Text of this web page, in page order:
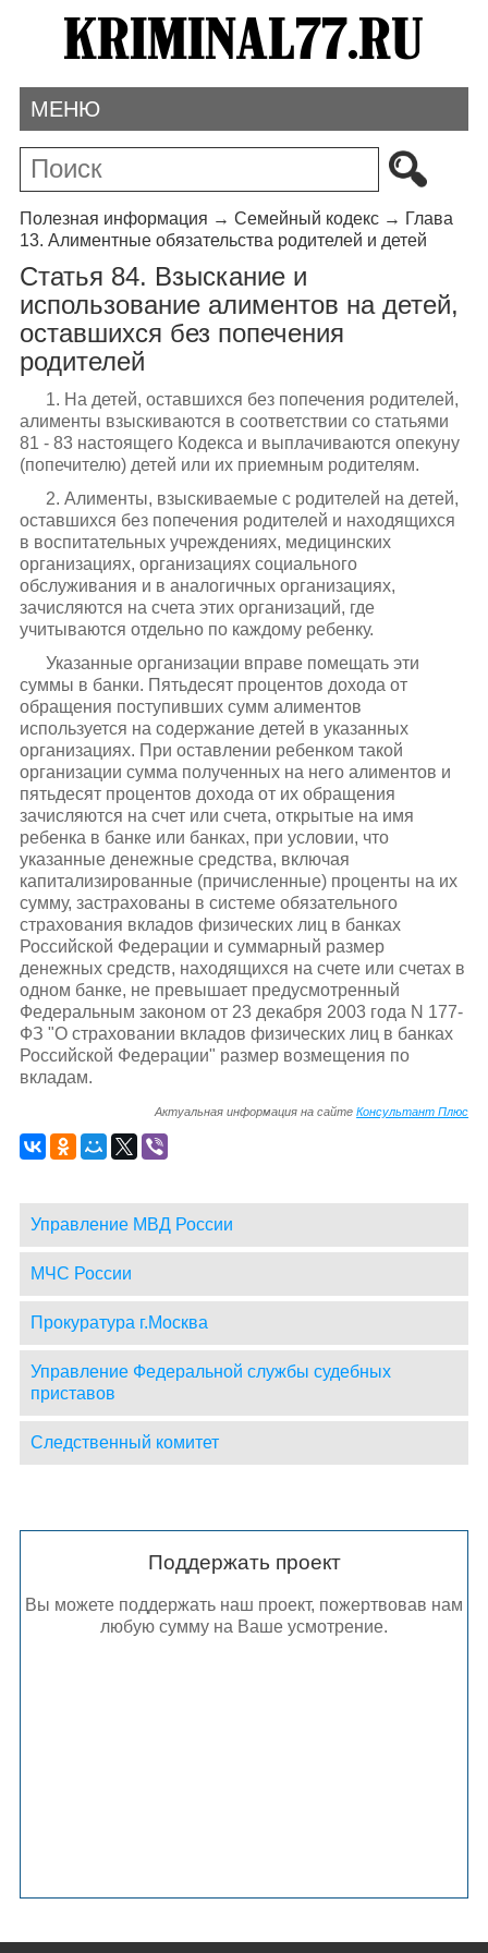
МЕНЮ
Полезная информация → Семейный кодекс→ Глава
13. Алиментные обязательства родителей и детей
Статья 84. Взыскание и
использование алиментов на детей,
оставшихся без попечения
родителей
1. На детей, оставшихся без попечения родителей,
алименты взыскиваются в соответствии со статьями
81 - 83 настоящего Кодекса и выплачиваются опекуну
(попечителю) детей или их приемным родителям.
2. Алименты, взыскиваемые с родителей на детей,
оставшихся без попечения родителей и находящихся
в воспитательных учреждениях, медицинских
организациях, организациях социального
обслуживания и в аналогичных организациях,
зачисляются на счета этих организаций, где
учитываются отдельно по каждому ребенку.
Указанные организации вправе помещать эти
суммы в банки. Пятьдесят процентов дохода от
обращения поступивших сумм алиментов
используется на содержание детей в указанных
организациях. При оставлении ребенком такой
организации сумма полученных на него алиментов и
пятьдесят процентов дохода от их обращения
зачисляются на счет или счета, открытые на имя
ребенка в банке или банках, при условии, что
указанные денежные средства, включая
капитализированные (причисленные) проценты на их
сумму, застрахованы в системе обязательного
страхования вкладов физических лиц в банках
Российской Федерации и суммарный размер
денежных средств, находящихся на счете или счетах в
одном банке, не превышает предусмотренный
Федеральным законом от 23 декабря 2003 года N 177-
ФЗ "О страховании вкладов физических лиц в банках
Российской Федерации" размер возмещения по
вкладам.
Актуальная информация на сайтеКонсультант Плюс
Управление МВД России
МЧС России
Прокуратура г.Москва
Управление Федеральной службы судебных
приставов
Следственный комитет
Поддержать проект
Вы можете поддержать наш проект, пожертвовав нам
любую сумму на Ваше усмотрение.